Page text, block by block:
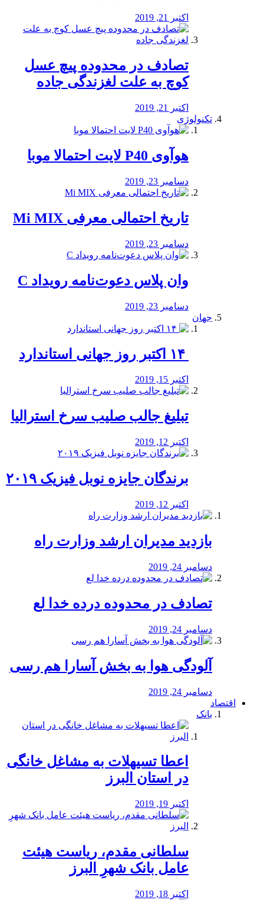
اکتبر 21, 2019
تصادف در محدوده پیچ عسل
کوچ به علت لغزندگی جاده
اکتبر 21, 2019
تکنولوژی
هوآوی P40 لایت احتمالا موبا
دسامبر 23, 2019
تاریخ احتمالی معرفی Mi MIX
دسامبر 23, 2019
وان پلاس دعوت‌نامه رویداد C
دسامبر 23, 2019
جهان
اکتبر 15, 2019
تبلیغ جالب صلیب سرخ استرالیا
اکتبر 12, 2019
برندگان جایزه نوبل فیزیک ۲۰۱۹
اکتبر 12, 2019
بازدید مدیران ارشد وزارت راه
دسامبر 24, 2019
تصادف در محدوده درده خدا لع
دسامبر 24, 2019
آلودگی هوا به بخش آسارا هم رسی
دسامبر 24, 2019
اقتصاد
بانک
️اعطا تسیهلات به مشاغل خانگی
در استان البرز
اکتبر 19, 2019
سلطانی مقدم، ریاست هیئت
عامل بانک شهرِ البرز
اکتبر 18, 2019